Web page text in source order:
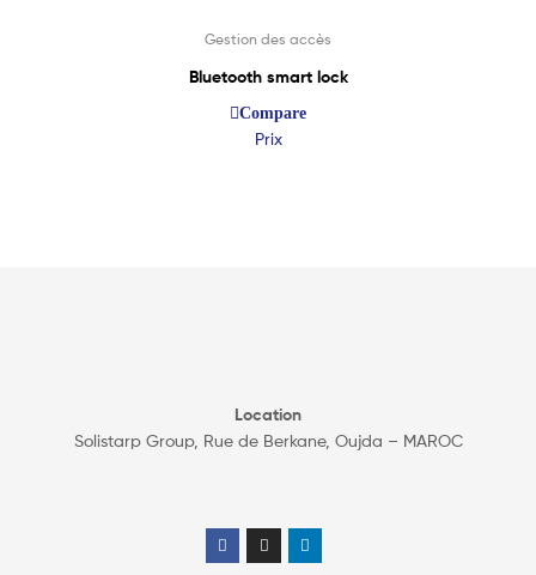
Gestion des accès
Bluetooth smart lock
Compare
Prix
Location
Solistarp Group, Rue de Berkane, Oujda – MAROC